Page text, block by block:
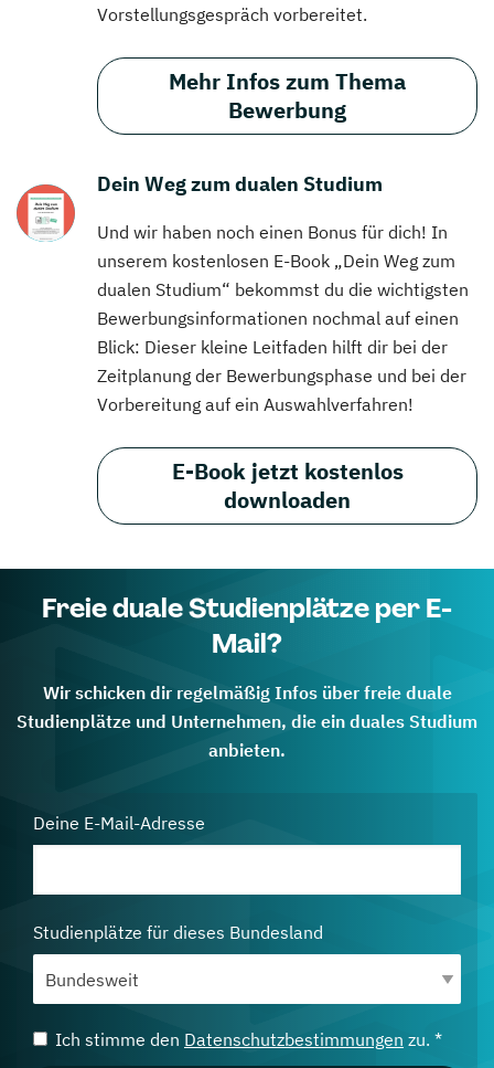
Vorstellungsgespräch vorbereitet.
Mehr Infos zum Thema
Bewerbung
Dein Weg zum dualen Studium
Und wir haben noch einen Bonus für dich! In
unserem kostenlosen E-Book „Dein Weg zum
dualen Studium“ bekommst du die wichtigsten
Bewerbungsinformationen nochmal auf einen
Blick: Dieser kleine Leitfaden hilft dir bei der
Zeitplanung der Bewerbungsphase und bei der
Vorbereitung auf ein Auswahlverfahren!
E-Book jetzt kostenlos
downloaden
Freie duale Studienplätze per E-
Mail?
Wir schicken dir regelmäßig Infos über freie duale
Studienplätze und Unternehmen, die ein duales Studium
anbieten.
Deine E-Mail-Adresse
Studienplätze für dieses Bundesland
Ich stimme den Datenschutzbestimmungen zu. *